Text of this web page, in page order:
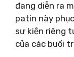
đang diễn ra
patin này
sự kiện riêng
của các buổi